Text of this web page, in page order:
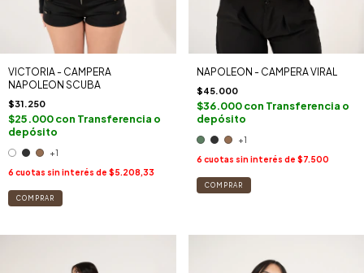
VICTORIA - CAMPERA
NAPOLEON SCUBA
$31.250
$25.000con Transferencia o
depósito
+1
6 cuotas sin interés de $5.208,33
COMPRAR
NAPOLEON - CAMPERA VIRAL
$45.000
$36.000con Transferencia o
depósito
+1
6 cuotas sin interés de $7.500
COMPRAR